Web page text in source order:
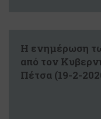
Η ενημέρωση
από τον
Πέτσα (19-2-